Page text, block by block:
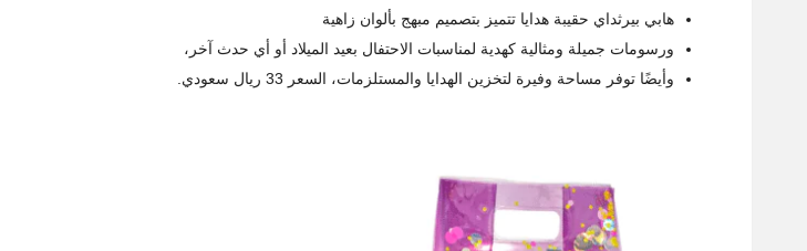
هابي بيرثداي حقيبة هدايا تتميز بتصميم مبهج بألوان زاهية
ورسومات جميلة ومثالية كهدية لمناسبات الاحتفال بعيد الميلاد أو أي حدث آخر،
وأيضًا توفر مساحة وفيرة لتخزين الهدايا والمستلزمات، السعر 33 ريال سعودي.